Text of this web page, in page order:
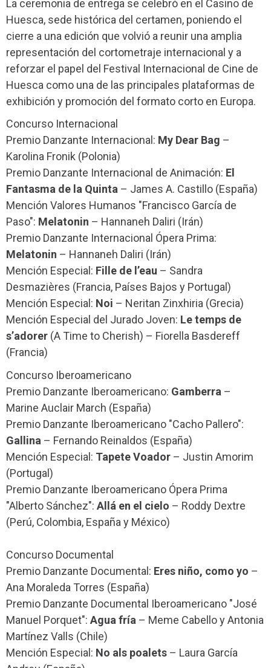
La ceremonia de entrega se celebró en el Casino de
Huesca, sede histórica del certamen, poniendo el
cierre a una edición que volvió a reunir una amplia
representación del cortometraje internacional y a
reforzar el papel del Festival Internacional de Cine de
Huesca como una de las principales plataformas de
exhibición y promoción del formato corto en Europa.
Concurso Internacional
Premio Danzante Internacional: My Dear Bag –
Karolina Fronik (Polonia)
Premio Danzante Internacional de Animación: El
Fantasma de la Quinta – James A. Castillo (España)
Mención Valores Humanos "Francisco García de
Paso": Melatonin – Hannaneh Daliri (Irán)
Premio Danzante Internacional Ópera Prima:
Melatonin – Hannaneh Daliri (Irán)
Mención Especial: Fille de l’eau – Sandra
Desmazières (Francia, Países Bajos y Portugal)
Mención Especial: Noi – Neritan Zinxhiria (Grecia)
Mención Especial del Jurado Joven: Le temps de
s’adorer (A Time to Cherish) – Fiorella Basdereff
(Francia)
Concurso Iberoamericano
Premio Danzante Iberoamericano: Gamberra –
Marine Auclair March (España)
Premio Danzante Iberoamericano "Cacho Pallero":
Gallina – Fernando Reinaldos (España)
Mención Especial: Tapete Voador – Justin Amorim
(Portugal)
Premio Danzante Iberoamericano Ópera Prima
"Alberto Sánchez": Allá en el cielo – Roddy Dextre
(Perú, Colombia, España y México)
Concurso Documental
Premio Danzante Documental: Eres niño, como yo –
Ana Moraleda Torres (España)
Premio Danzante Documental Iberoamericano "José
Manuel Porquet": Agua fría – Meme Cabello y Antonia
Martínez Valls (Chile)
Mención Especial: No als poalets – Laura García